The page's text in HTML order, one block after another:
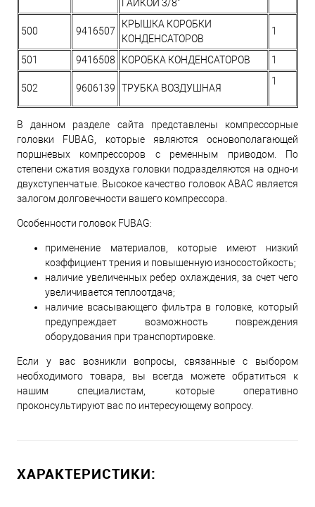
ГАЙКОЙ 3/8"
500 9416507
КРЫШКА КОРОБКИ
КОНДЕНСАТОРОВ
1
501 9416508 КОРОБКА КОНДЕНСАТОРОВ 1
502 9606139 ТРУБКА ВОЗДУШНАЯ
1
В данном разделе сайта представлены компрессорные
головки FUBAG, которые являются основополагающей
поршневых компрессоров с ременным приводом. По
степени сжатия воздуха головки подразделяются на одно-и
двухступенчатые. Высокое качество головок ABAC является
залогом долговечности вашего компрессора.
Особенности головок FUBAG:
применение материалов, которые имеют низкий
коэффициент трения и повышенную износостойкость;
наличие увеличенных ребер охлаждения, за счет чего
увеличивается теплоотдача;
наличие всасывающего фильтра в головке, который
предупреждает возможность повреждения
оборудования при транспортировке.
Если у вас возникли вопросы, связанные с выбором
необходимого товара, вы всегда можете обратиться к
нашим специалистам, которые оперативно
проконсультируют вас по интересующему вопросу.
ХАРАКТЕРИСТИКИ: